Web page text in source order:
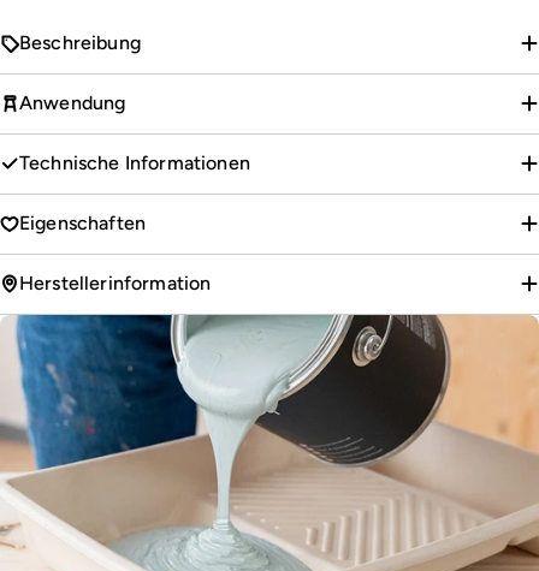
Beschreibung
Anwendung
Technische Informationen
Eigenschaften
Herstellerinformation